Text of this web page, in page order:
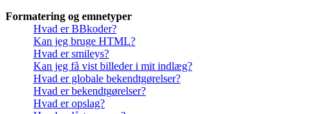
Formatering og emnetyper
Hvad er BBkoder?
Kan jeg bruge HTML?
Hvad er smileys?
Kan jeg få vist billeder i mit indlæg?
Hvad er globale bekendtgørelser?
Hvad er bekendtgørelser?
Hvad er opslag?